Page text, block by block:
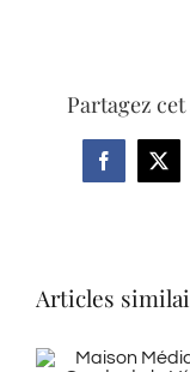
Partagez
Facebook
X
Articles